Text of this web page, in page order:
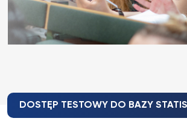
DOSTĘP TESTOWY DO BAZY